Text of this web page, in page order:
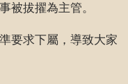
被拔擢為主管。
要求下屬，導致大家